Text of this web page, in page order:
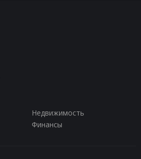
Недвижимость
Финансы